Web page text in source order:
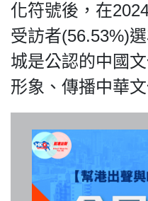
化符號後，在
受訪者(56.53%)
城是公認的中國
形象、傳播中華